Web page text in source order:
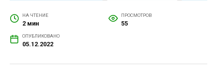
НА ЧТЕНИЕ
2 мин
ПРОСМОТРОВ
55
ОПУБЛИКОВАНО
05.12.2022